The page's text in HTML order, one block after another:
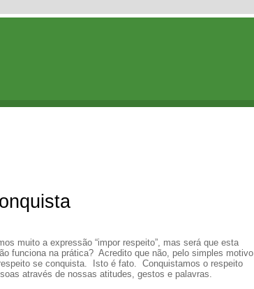
muito a expressão “impor respeito”, mas será que esta
funciona na prática? Acredito que não, pelo simples motivo
se conquista. Isto é fato. Conquistamos o respeito
através de nossas atitudes, gestos e palavras.